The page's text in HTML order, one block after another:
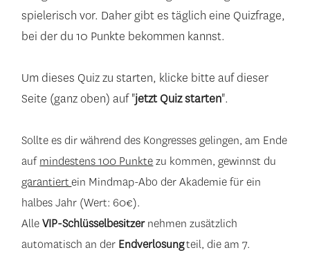
spielerisch vor. Daher gibt es täglich eine Quizfrage,
bei der du 10 Punkte bekommen kannst.
Um dieses Quiz zu starten, klicke bitte auf dieser
Seite (ganz oben) auf "jetzt Quiz starten".
Sollte es dir während des Kongresses gelingen, am Ende
aufmindestens 100 Punktezu kommen, gewinnst du
garantiertein Mindmap-Abo der Akademie für ein
halbes Jahr (Wert: 60€).
AlleVIP-Schlüsselbesitzernehmen zusätzlich
automatisch an der Endverlosungteil, die am 7.